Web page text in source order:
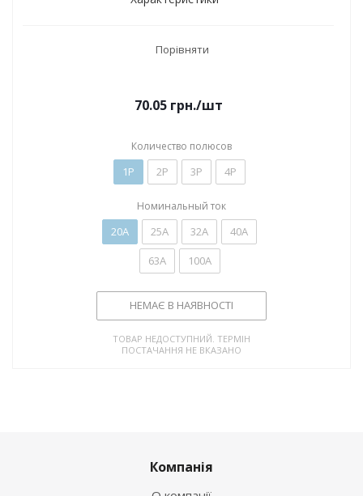
Порівняти
70.05 грн./шт
Количество полюсов
1P 2P 3P 4P
Номинальный ток
20А 25А 32А
40А
63А
100А
НЕМАЄ В НАЯВНОСТІ
ТОВАР НЕДОСТУПНИЙ. ТЕРМІН
ПОСТАЧАННЯ НЕ ВКАЗАНО
Компанія